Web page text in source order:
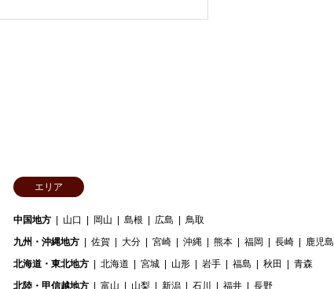
エリア
中国地方 山口 岡山 島根 広島
鳥取
九州・沖縄地方
佐賀 大分 宮崎 沖縄 熊本 福岡 長崎
鹿児島
北海道・東北地方
北海道 宮城 山形 岩手 福島 秋田
青森
北陸・甲信越地方
富山 山梨 新潟 石川 福井 長野